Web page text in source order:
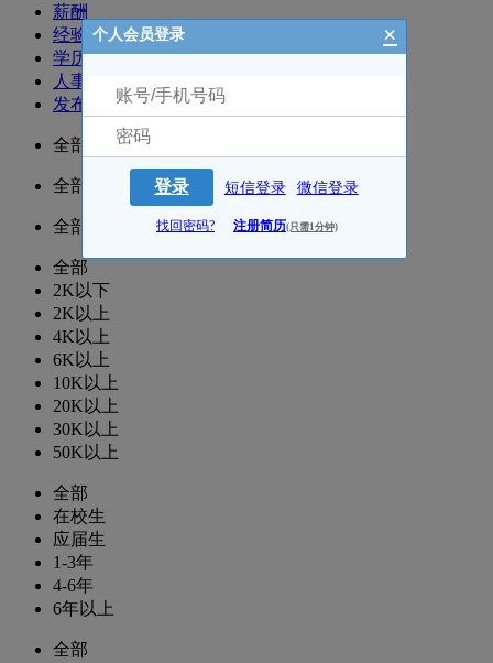
薪酬
经验
学历
人事
发布时间
全部
全部
全部
全部
2K以下
2K以上
4K以上
6K以上
10K以上
20K以上
30K以上
50K以上
全部
在校生
应届生
1-3年
4-6年
6年以上
全部
个人会员登录 ×
登录 短信登录 微信登录
找回密码? 注册简历(只需1分钟)